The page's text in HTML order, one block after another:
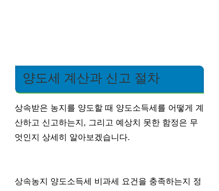
양도세 계산과 신고 절차
상속받은 농지를 양도할 때 양도소득세를 어떻게 계
산하고 신고하는지, 그리고 예상치 못한 함정은 무
엇인지 상세히 알아보겠습니다.
상속농지 양도소득세 비과세 요건을 충족하는지 정